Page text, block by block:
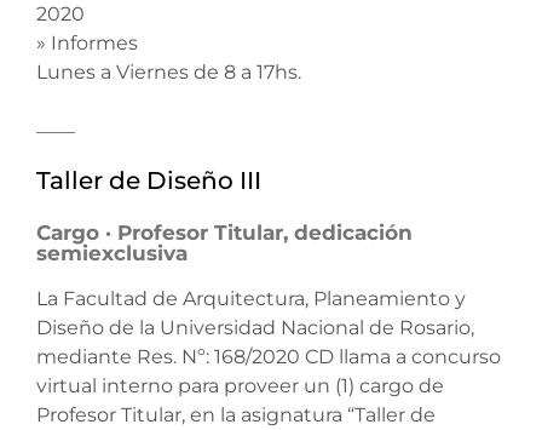
2020
» Informes
Lunes a Viernes de 8 a 17hs.
Taller de Diseño III
Cargo · Profesor Titular, dedicación
semiexclusiva
La Facultad de Arquitectura, Planeamiento y
Diseño de la Universidad Nacional de Rosario,
mediante Res. Nº: 168/2020 CD llama a concurso
virtual interno para proveer un (1) cargo de
Profesor Titular, en la asignatura “Taller de